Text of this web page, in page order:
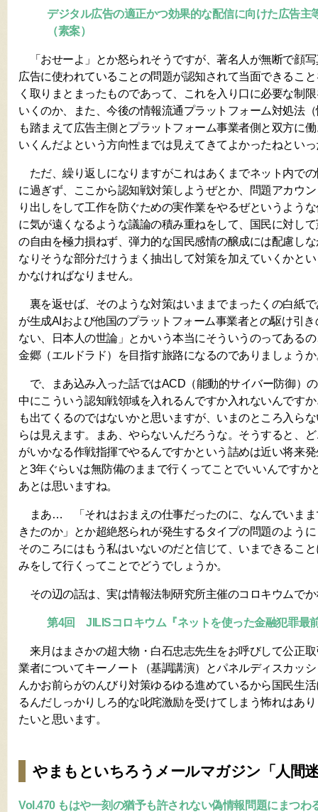
デジタル広告の適正かつ効果的な配信に向けた広告主
（素案）
「おせーよ」とか怒られそうですが、著名人が無断で顔
広告に使われていることの問題が認知されて当面できるこ
く取りまとまったものであって、これを入り口に必要な制
いくのか、また、今後の情報流通プラットフォーム対処法
も踏まえて広告主側とプラットフォーム事業者側と双方に
いくんだよという方向性までは見えてきてよかったねとい
ただ、繰り返しになりますがこれはあくまでネット内で
に過ぎず、ここから認知戦対策しようぜとか、問題アカウ
り出しをして工作を防ぐための実作業をやるぜというよう
に気が遠くなるような議論の積み重ねをして、国民に対し
の自由を極力損ねず、弾力的な国民感情の醸成には配慮し
なりそうな部分だけうまく抽出して対策を加えていくかと
かなければなりません。
裏を返せば、そのような対策はいままでまったくの白紙
が生成AIおよび他国のプラットフォーム事業者との駆け引
ない、日本人の世論」とかいう本当にそういうのってある
金郷（エルドラド）を目指す旅路になるのでありましょうか
で、まあ込み入った話ではACD（能動的サイバー防御）
中にこういう認知戦領域を入れるんですか入れないんです
も出てくるのではないかと思いますが、いまのところ入ら
らは見えます。まあ、やらないんだろうな。そうすると、
がいかなる作戦指揮でやるんですかという詰めは近い将来
と3年ぐらいは無防備のままで行くってことでいいんですか
あとは思いますね。
まあ… 「それはおまえの仕事だったのに、なんでいまま
きたのか」とか超絶怒られが発生するタイプの問題のよ
そのころにはもう私はいないのだと信じて、いまできるこ
みをして行くってことでどうでしょうか。
その辺の話は、実は情報法制研究所主催のコロキウムで
第4回 JILISコロキウム『ネットを使った金融犯罪最
来月はまさかの超大物・白石忠志先生をお呼びして公正
業者についてキーノート（基調講演）とパネルディスカッ
んかお前らがのんびり対策ゆるゆる進めているから国民生
るんだしっかりしろ的な叱咤激励を受けてしまう怖れはあ
たいと思います。
やまもといちろうメールマガジン「人間
Vol.470 もはや一刻の猶予も許されない偽情報問題にまつわ